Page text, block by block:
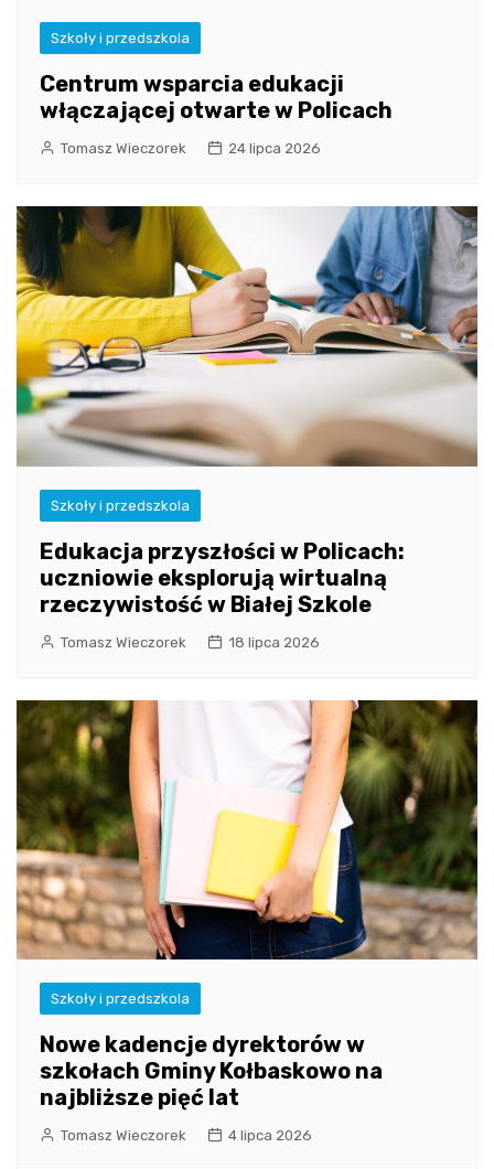
Szkoły i przedszkola
Centrum wsparcia edukacji
włączającej otwarte w Policach
Tomasz Wieczorek 24 lipca 2026
Szkoły i przedszkola
Edukacja przyszłości w Policach:
uczniowie eksplorują wirtualną
rzeczywistość w Białej Szkole
Tomasz Wieczorek 18 lipca 2026
Szkoły i przedszkola
Nowe kadencje dyrektorów w
szkołach Gminy Kołbaskowo na
najbliższe pięć lat
Tomasz Wieczorek 4 lipca 2026